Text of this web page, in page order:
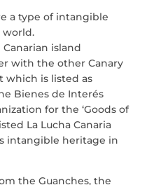
SERVICIOS
PROYECTOS
MARÍA ANCHIETA
BLOG
CULTURAL EL TANQUE
a type of intangible
island
with the other Canary
which is listed as
Bienes de Interés
for the ‘Goods of
La Lucha Canaria
intangible heritage in
the Guanches, the